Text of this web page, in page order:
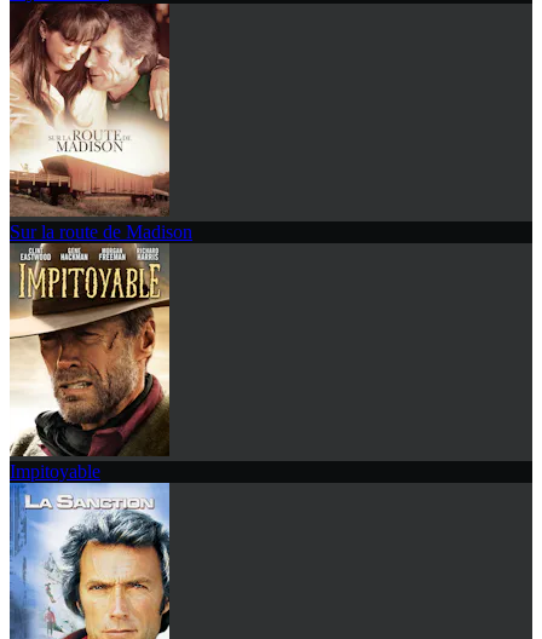
Sur la route de Madison
Impitoyable